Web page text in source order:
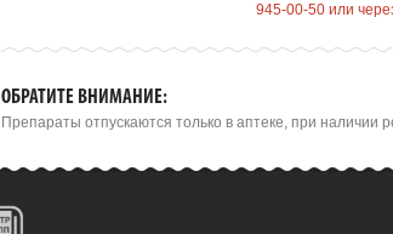
945-00-50 или
ОБРАТИТЕ ВНИМАНИЕ:
Препараты отпускаются только в аптеке, при наличии